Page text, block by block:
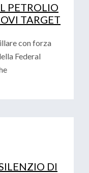
PETROLIO
TARGET
con forza
Federal
DI